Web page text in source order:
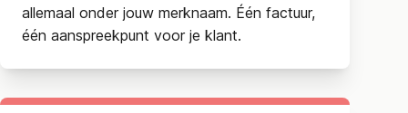
allemaal onder jouw merknaam. Één factuur,
één aanspreekpunt voor je klant.